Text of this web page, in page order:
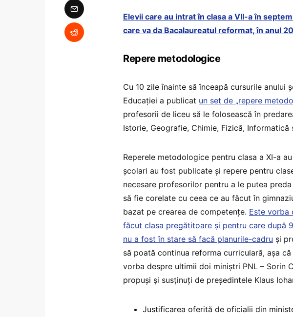
Elevii care au intrat în clasa a VII-a în
care va da Bacalaureatul reformat, în anul
Repere metodologice
Cu 10 zile înainte să înceapă cursurile anului
Educației a publicat un set de „repere
profesorii de liceu să le folosească în
Istorie, Geografie, Chimie, Fizică,
Reperele metodologice pentru clasa a XI-a
școlari au fost publicate și repere pentru
necesare profesorilor pentru a le putea
să fie corelate cu ceea ce au făcut în
bazat pe crearea de competențe. Este vorba
făcut clasa pregătitoare și pentru care după
nu a fost în stare să facă planurile-cadru și
să poată continua reforma curriculară, așa
vorba despre ultimii doi miniștri PNL – Sorin
propuși și susținuți de președintele Klaus
Justificarea oferită de oficialii din